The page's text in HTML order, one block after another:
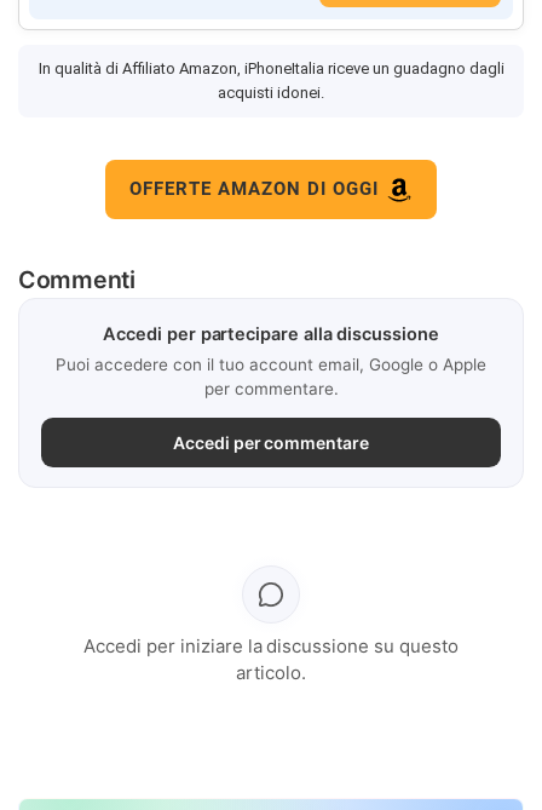
In qualità di Affiliato Amazon, iPhoneItalia riceve un guadagno dagli
acquisti idonei.
OFFERTE AMAZON DI OGGI
Commenti
Accedi per partecipare alla discussione
Puoi accedere con il tuo account email, Google o Apple
per commentare.
Accedi per commentare
Accedi per iniziare la discussione su questo
articolo.